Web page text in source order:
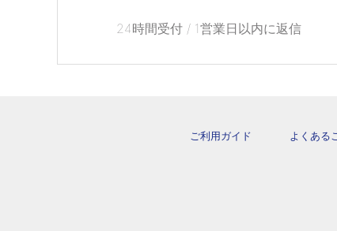
24時間受付 / 1営業日以内に返信
ご利用ガイド よくある